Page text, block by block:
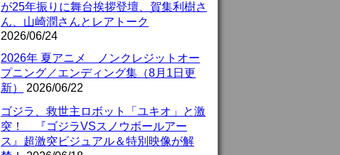
が25年振りに舞台挨拶登壇、賀集利樹さ
ん、山崎潤さんとレアトーク
2026/06/24
2026年 夏アニメ ノンクレジットオー
プニング／エンディング集（8月1日更
新）
2026/06/22
ゴジラ、救世主ロボット「ユキオ」と激
突！ 『ゴジラVSスノウボールアー
ス』超激突ビジュアル＆特別映像が解